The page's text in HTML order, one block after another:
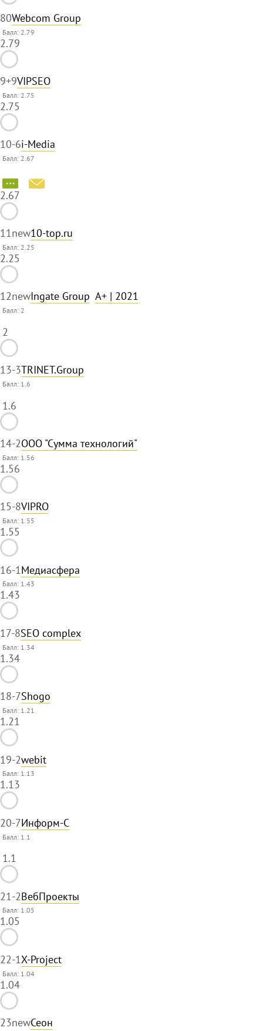
80Webcom Group
Балл: 2.79
2.79
9+9VIPSEO
Балл: 2.75
2.75
10-6i-Media
Балл: 2.67
2.67
11new10-top.ru
Балл: 2.25
2.25
12newIngate Group A+ | 2021
Балл: 2
2
13-3TRINET.Group
Балл: 1.6
1.6
14-2ООО "Сумма технологий"
Балл: 1.56
1.56
15-8VIPRO
Балл: 1.55
1.55
16-1Медиасфера
Балл: 1.43
1.43
17-8SEO complex
Балл: 1.34
1.34
18-7Shogo
Балл: 1.21
1.21
19-2webit
Балл: 1.13
1.13
20-7Информ-С
Балл: 1.1
1.1
21-2ВебПроекты
Балл: 1.05
1.05
22-1X-Project
Балл: 1.04
1.04
23newСеон